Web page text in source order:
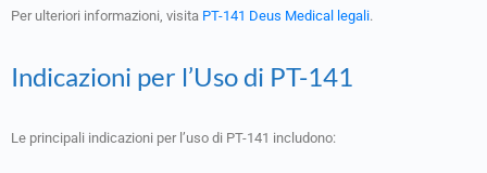
Per ulteriori informazioni, visita PT-141 Deus Medical legali.
Indicazioni per l’Uso di PT-141
Le principali indicazioni per l’uso di PT-141 includono: